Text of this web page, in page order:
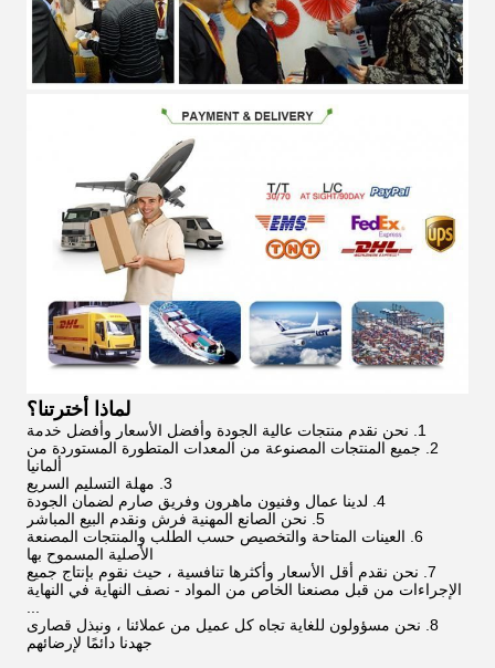
لماذا أخترتنا؟
1. نحن نقدم منتجات عالية الجودة وأفضل الأسعار وأفضل خدمة
2. جميع المنتجات المصنوعة من المعدات المتطورة المستوردة من
ألمانيا
3. مهلة التسليم السريع
4. لدينا عمال وفنيون ماهرون وفريق صارم لضمان الجودة
5. نحن الصانع المهنية فرش ونقدم البيع المباشر
6. العينات المتاحة والتخصيص حسب الطلب والمنتجات المصنعة
الأصلية المسموح بها
7. نحن نقدم أقل الأسعار وأكثرها تنافسية ، حيث نقوم بإنتاج جميع
الإجراءات من قبل مصنعنا الخاص من المواد - نصف النهاية في النهاية
8. نحن مسؤولون للغاية تجاه كل عميل من عملائنا ، ونبذل قصارى
جهدنا دائمًا لإرضائهم